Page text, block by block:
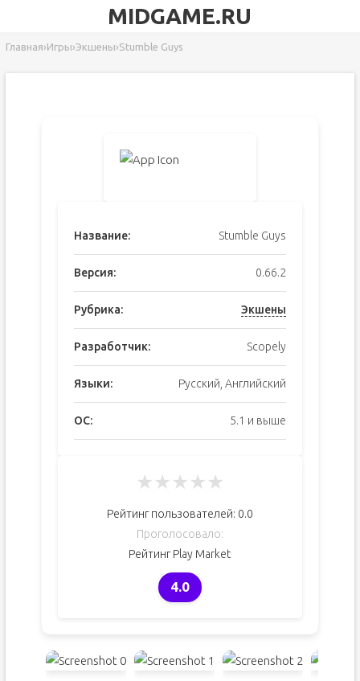
MIDGAME.RU
Главная›Игры›Экшены›Stumble Guys
Название: Stumble Guys
Версия: 0.66.2
Рубрика: Экшены
Разработчик: Scopely
Языки: Русский, Английский
ОС: 5.1 и выше
★★★★★
Рейтинг пользователей: 0.0
Проголосовало:
Рейтинг Play Market
4.0